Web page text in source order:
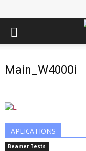
Main_W4000i
APLICATIONS
Beamer Tests